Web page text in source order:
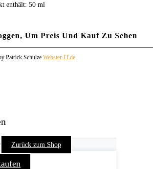
enthält: 50 ml
Um Preis Und Kauf Zu Sehen
Patrick Schulze Webster-IT.de
Zurück zum Shop